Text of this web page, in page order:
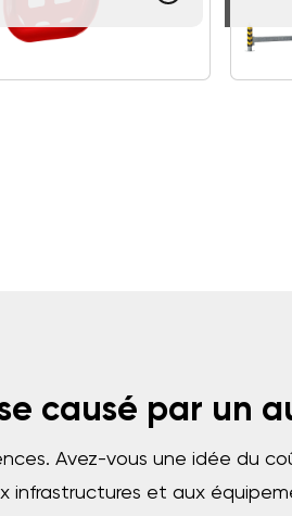
causé par un
Avez-vous une idée du
infrastructures et aux